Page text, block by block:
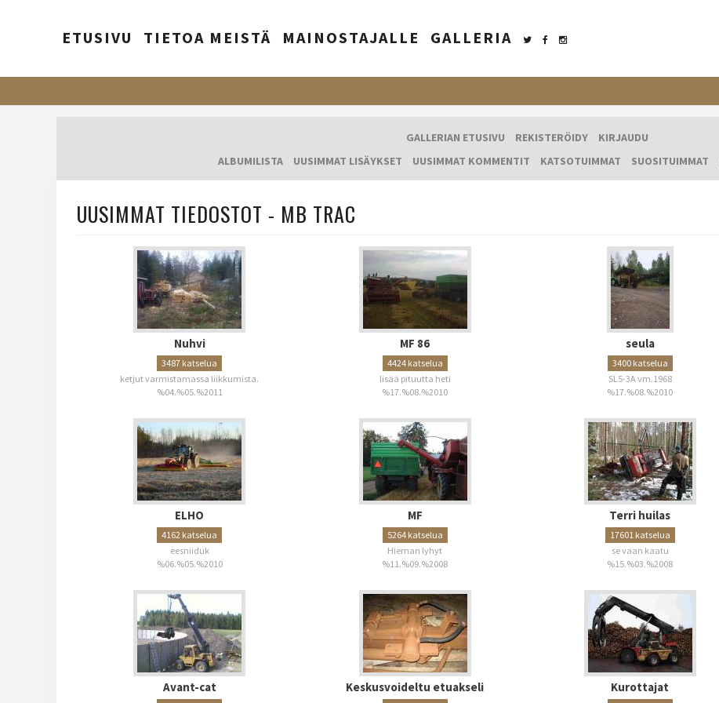
ETUSIVU TIETOA MEISTÄ MAINOSTAJALLE GALLERIA
GALLERIAN ETUSIVU REKISTERÖIDY
KIRJAUDU
ALBUMILISTA
UUSIMMAT LISÄYKSET UUSIMMAT KOMMENTIT KATSOTUIMMAT SUOSITUIMMAT
UUSIMMAT TIEDOSTOT - MB TRAC
Nuhvi
3487 katselua
ketjut varmistamassa liikkumista.
%04.%05.%2011
MF 86
4424 katselua
lisää pituutta heti
%17.%08.%2010
seula
3400 katselua
SL5-3A vm.1968
%17.%08.%2010
ELHO
4162 katselua
eesniiduk
%06.%05.%2010
MF
5264 katselua
Hieman lyhyt
%11.%09.%2008
Terri huilas
17601 katselua
se vaan kaatu
%15.%03.%2008
Avant-cat Keskusvoideltu etuakseli Kurottajat